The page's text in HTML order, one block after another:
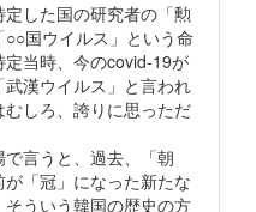
した国の研究者の「勲
国ウイルス」という命
当時、今のcovid-19が
漢ウイルス」と言われ
しろ、誇りに思っただ
言うと、過去、「朝
「冠」になった新たな
そういう韓国の歴史の方